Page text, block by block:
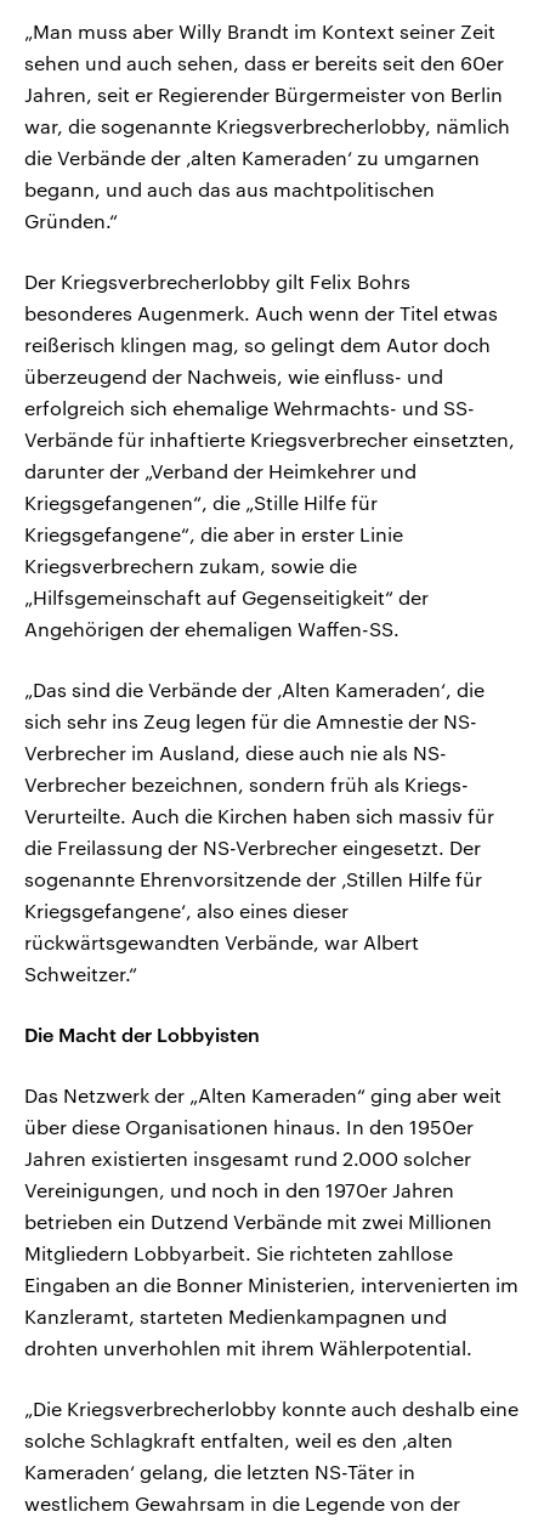
„Man muss aber Willy Brandt im Kontext seiner Zeit
sehen und auch sehen, dass er bereits seit den 60er
Jahren, seit er Regierender Bürgermeister von Berlin
war, die sogenannte Kriegsverbrecherlobby, nämlich
die Verbände der ‚alten Kameraden‘ zu umgarnen
begann, und auch das aus machtpolitischen
Gründen.“
Der Kriegsverbrecherlobby gilt Felix Bohrs
besonderes Augenmerk. Auch wenn der Titel etwas
reißerisch klingen mag, so gelingt dem Autor doch
überzeugend der Nachweis, wie einfluss- und
erfolgreich sich ehemalige Wehrmachts- und SS-
Verbände für inhaftierte Kriegsverbrecher einsetzten,
darunter der „Verband der Heimkehrer und
Kriegsgefangenen“, die „Stille Hilfe für
Kriegsgefangene“, die aber in erster Linie
Kriegsverbrechern zukam, sowie die
„Hilfsgemeinschaft auf Gegenseitigkeit“ der
Angehörigen der ehemaligen Waffen-SS.
„Das sind die Verbände der ‚Alten Kameraden‘, die
sich sehr ins Zeug legen für die Amnestie der NS-
Verbrecher im Ausland, diese auch nie als NS-
Verbrecher bezeichnen, sondern früh als Kriegs-
Verurteilte. Auch die Kirchen haben sich massiv für
die Freilassung der NS-Verbrecher eingesetzt. Der
sogenannte Ehrenvorsitzende der ‚Stillen Hilfe für
Kriegsgefangene‘, also eines dieser
rückwärtsgewandten Verbände, war Albert
Schweitzer.“
Die Macht der Lobbyisten
Das Netzwerk der „Alten Kameraden“ ging aber weit
über diese Organisationen hinaus. In den 1950er
Jahren existierten insgesamt rund 2.000 solcher
Vereinigungen, und noch in den 1970er Jahren
betrieben ein Dutzend Verbände mit zwei Millionen
Mitgliedern Lobbyarbeit. Sie richteten zahllose
Eingaben an die Bonner Ministerien, intervenierten im
Kanzleramt, starteten Medienkampagnen und
drohten unverhohlen mit ihrem Wählerpotential.
„Die Kriegsverbrecherlobby konnte auch deshalb eine
solche Schlagkraft entfalten, weil es den ‚alten
Kameraden‘ gelang, die letzten NS-Täter in
westlichem Gewahrsam in die Legende von der